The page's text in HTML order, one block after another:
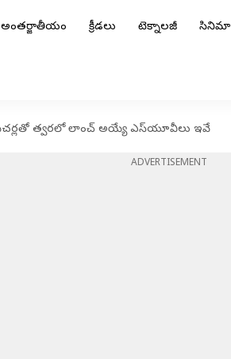
అంతర్జాతీయం క్రీడలు టెక్నాలజీ సినిమా
ఫీచర్లతో త్వరలో లాంచ్ అయ్యే ఎస్‌యూవీలు ఇవే
ADVERTISEMENT